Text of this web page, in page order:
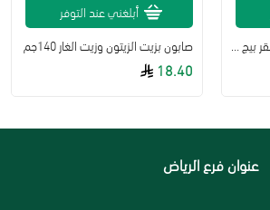
صابون بزيت الزيتون وزيت الغار 140جم
18.40
أبلغني عند التوفر
عنوان فرع الرياض